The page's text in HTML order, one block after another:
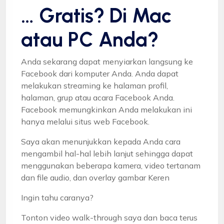
… Gratis? Di Mac
atau PC Anda?
Anda sekarang dapat menyiarkan langsung ke
Facebook dari komputer Anda. Anda dapat
melakukan streaming ke halaman profil,
halaman, grup atau acara Facebook Anda.
Facebook memungkinkan Anda melakukan ini
hanya melalui situs web Facebook.
Saya akan menunjukkan kepada Anda cara
mengambil hal-hal lebih lanjut sehingga dapat
menggunakan beberapa kamera, video tertanam
dan file audio, dan overlay gambar Keren
Ingin tahu caranya?
Tonton video walk-through saya dan baca terus